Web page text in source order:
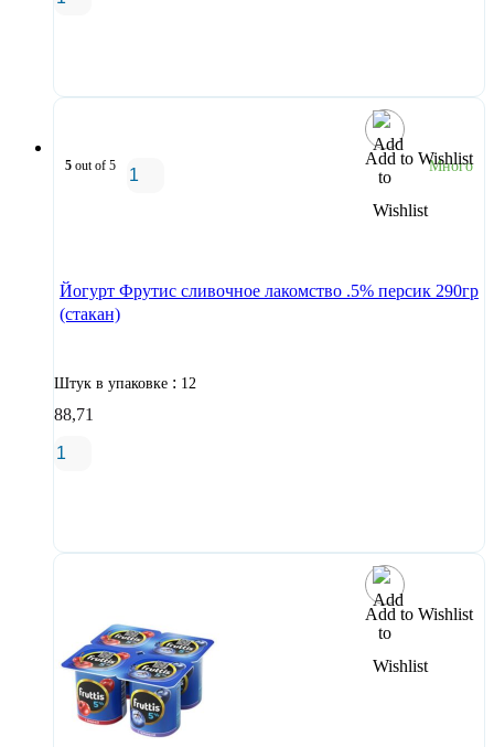
Add to Wishlist
5 out of 5 Много
Йогурт Фрутис сливочное лакомство .5% персик 290гр
(стакан)
Штук в упаковке : 12
88,71
Add to Wishlist